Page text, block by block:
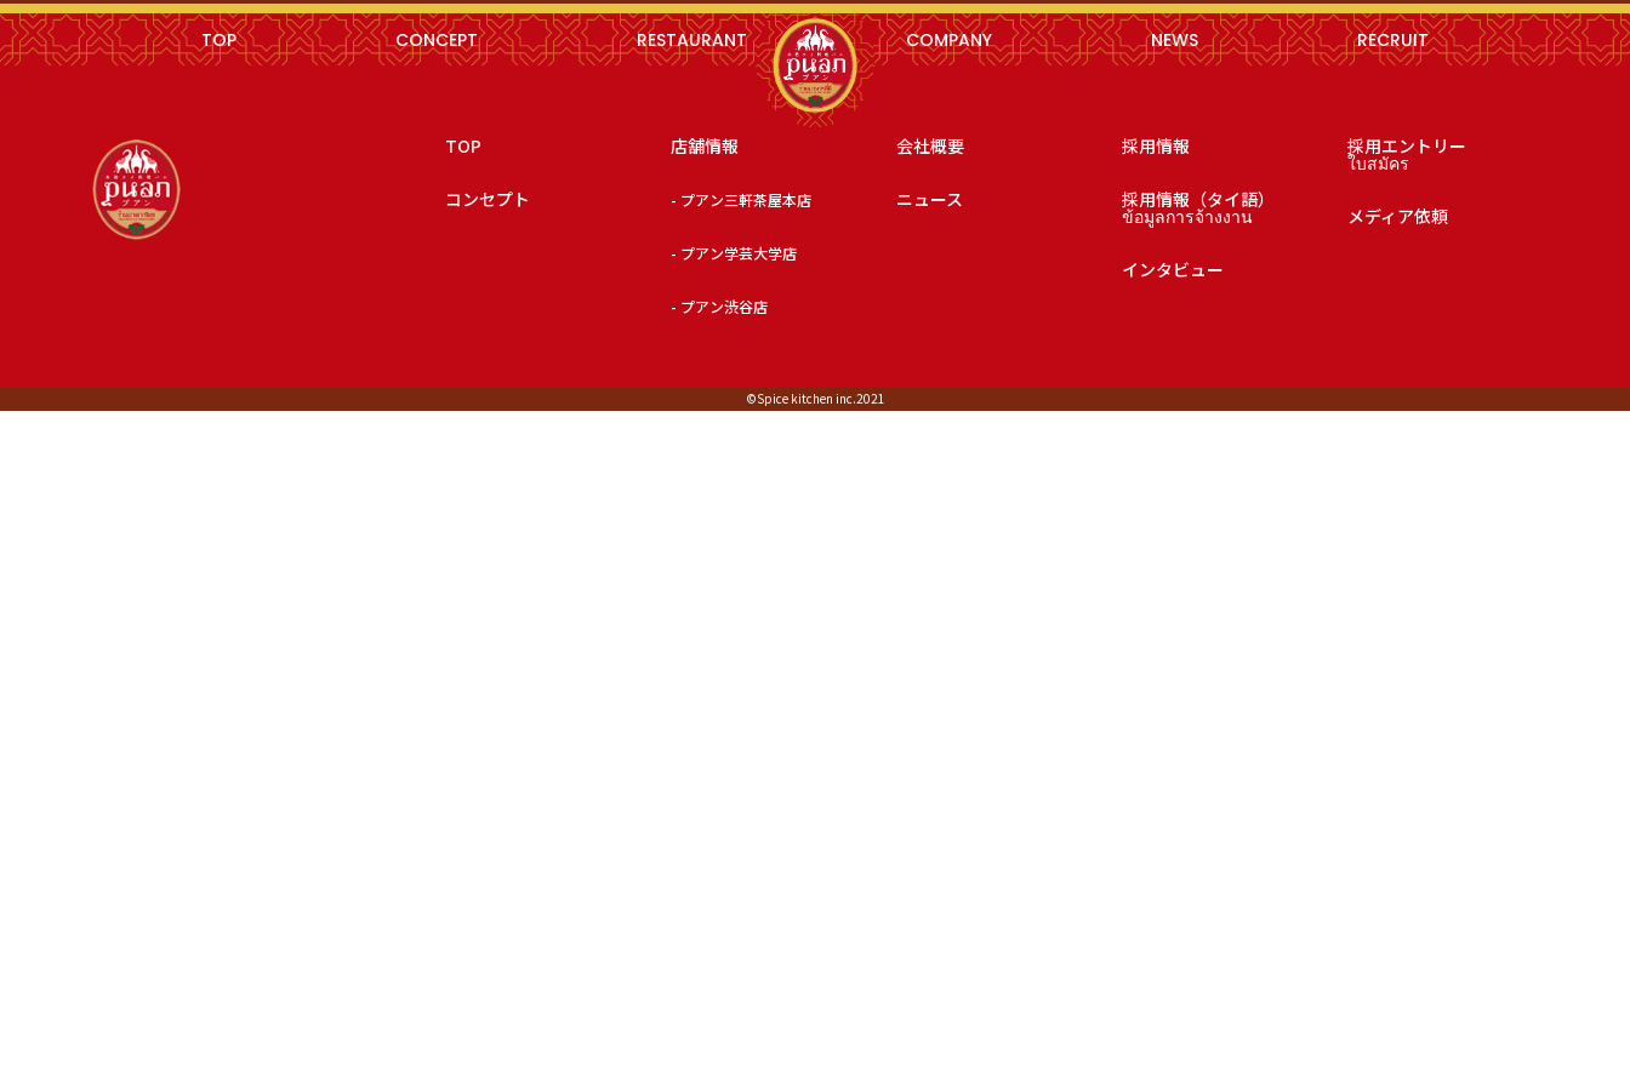
TOP CONCEPT RESTAURANT COMPANY NEWS RECRUIT
TOP
コンセプト
店舗情報
- プアン三軒茶屋本店
- プアン学芸大学店
- プアン渋谷店
会社概要
ニュース
採用情報
採用情報（タイ語）
ข้อมูลการจ้างงาน
インタビュー
採用エントリー
ใบสมัคร
メディア依頼
©︎Spice kitchen inc.2021